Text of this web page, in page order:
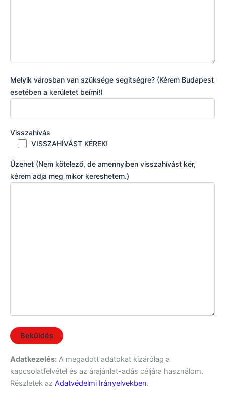
Melyik városban van szüksége segitségre? (Kérem Budapest
esetében a kerületet beírni!)
Visszahívás
VISSZAHÍVÁST KÉREK!
Üzenet (Nem kötelező, de amennyiben visszahívást kér,
kérem adja meg mikor kereshetem.)
Adatkezelés: A megadott adatokat kizárólag a
kapcsolatfelvétel és az árajánlat-adás céljára használom.
Részletek az Adatvédelmi Irányelvekben.